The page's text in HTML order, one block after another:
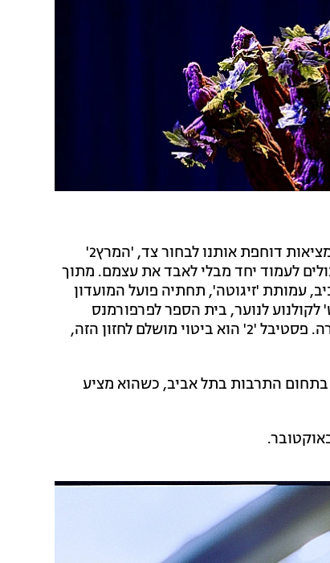
אסף המאירי, מנכ"ל ומייסד "המרץ2", אמר על הפסטיבל: "כשהמציאות דוחפת אותנו לבחור צד, 'המרץ2'
לעמוד יחד מבלי לאבד את עצמם. מתוך
עמותת 'זיגוטה', תחתיה פועל המועדון
לנוער, בית הספר לפרפורמנס
'המדרגה', '24' ליוצרי תיאטרון חדשים, ולקדם דור חדש של יצירה. פסטיבל '2' הוא ביטוי מושלם לחזון הזה,
המובילים בתחום התרבות בתל אביב, כשהוא מציע